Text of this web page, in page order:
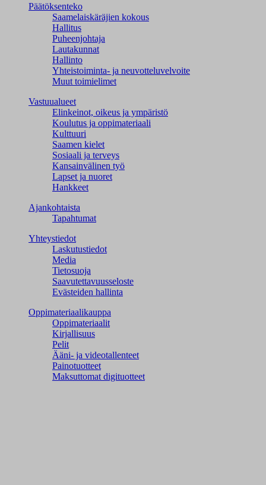
Päätöksenteko
Saamelaiskäräjien kokous
Hallitus
Puheenjohtaja
Lautakunnat
Hallinto
Yhteistoiminta- ja neuvotteluvelvoite
Muut toimielimet
Vastuualueet
Elinkeinot, oikeus ja ympäristö
Koulutus ja oppimateriaali
Kulttuuri
Saamen kielet
Sosiaali ja terveys
Kansainvälinen työ
Lapset ja nuoret
Hankkeet
Ajankohtaista
Tapahtumat
Yhteystiedot
Laskutustiedot
Media
Tietosuoja
Saavutettavuusseloste
Evästeiden hallinta
Oppimateriaalikauppa
Oppimateriaalit
Kirjallisuus
Pelit
Ääni- ja videotallenteet
Painotuotteet
Maksuttomat digituotteet